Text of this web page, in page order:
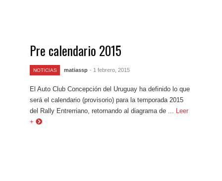
Pre calendario 2015
NOTICIAS matiassp - 1 febrero, 2015
El Auto Club Concepción del Uruguay ha definido lo que
será el calendario (provisorio) para la temporada 2015
del Rally Entrerriano, retornando al diagrama de ...
Leer
+